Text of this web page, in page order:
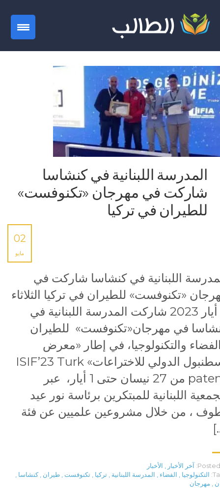
المدرسة اللبنانية في كنشاسا
شاركت في مهرجان «تكنوفست»
للطيران في تركيا
02
مايو
اللبنانية في كنشاسا شاركت في
«تكنوفست» للطيران في تركيا الثلاثاء
2 أيار 2023 شاركت المدرسة اللبنانية في
في مهرجان«تكنوفست» للطيران
والتكنولوجيا، في إطار «معرض
اسطنبول الدولي للاختراعات» ISIF’23 Turk
patent من 27 نيسان حتى 1 أيار، عبر
اللبنانية للمبتكرين برئاسة نور عيد
، من خلال مشروعين علميين عن فئة
Posted آخر الأخبار , الأخبار
التكنولوجيا , الفضاء , المدرسة اللبنانية , تركيا , تكنوفست, طيران , كنشاسا ,
, مهرجان